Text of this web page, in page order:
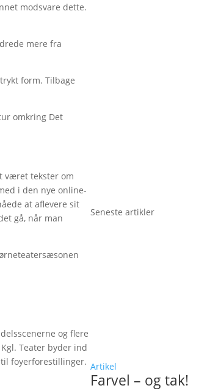
modsvare dette.
mere fra
form. Tilbage
omkring Det
været tekster om
i den nye online-
at aflevere sit
gå, når man
og flere
Teater byder ind
foyerforestillinger.
Seneste artikler
Artikel
Farvel – og tak!